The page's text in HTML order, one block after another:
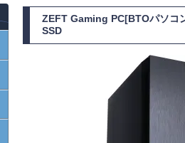
ZEFT Gaming PC[BTOパソコ
SSD